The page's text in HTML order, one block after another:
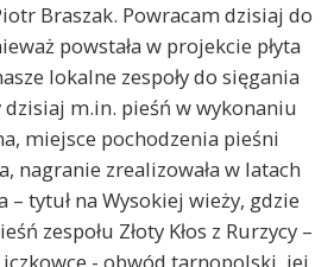
Braszak. Powracam dzisiaj do
powstała w projekcie płyta
lokalne zespoły do sięgania
dzisiaj m.in. pieśń w wykonaniu
miejsce pochodzenia pieśni
nagranie zrealizowała w latach
– tytuł na Wysokiej wieży, gdzie
zespołu Złoty Kłos z Rurzycy –